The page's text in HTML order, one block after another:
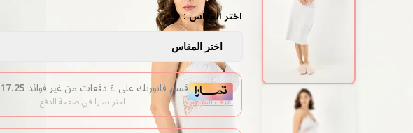
اختر المقاس :
اختر المقاس
قسم فاتورتك على ٤ دفعات من غير فوائد 17.25
اختر تمارا في صفحة الدفع اعرف المزيد